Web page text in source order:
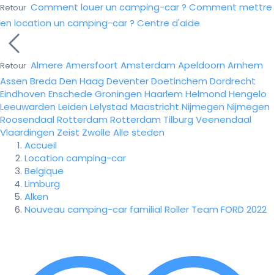
Retour Comment louer un camping-car ? Comment mettre
en location un camping-car ? Centre d'aide
Retour Almere Amersfoort Amsterdam Apeldoorn Arnhem
Assen Breda Den Haag DeventerDoetinchem Dordrecht
Eindhoven Enschede Groningen Haarlem Helmond Hengelo
Leeuwarden Leiden Lelystad Maastricht Nijmegen Nijmegen
Roosendaal Rotterdam Rotterdam Tilburg Veenendaal
Vlaardingen Zeist Zwolle Alle steden
Accueil
Location camping-car
Belgique
Limburg
Alken
Nouveau camping-car familial Roller Team FORD 2022